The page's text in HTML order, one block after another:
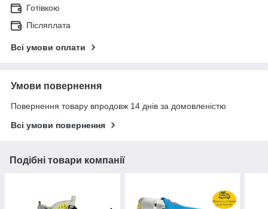
Готівкою
Післяплата
Всі умови оплати
Умови повернення
Повернення товару впродовж 14 днів за домовленістю
Всі умови повернення
Подібні товари компанії